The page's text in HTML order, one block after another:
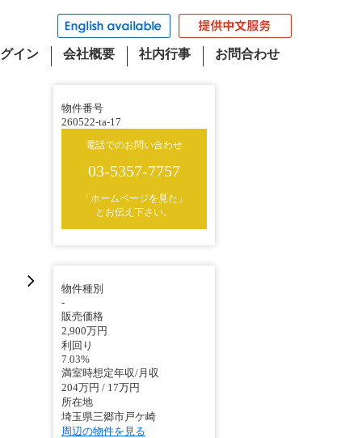
イン 会社概要 社内行事 お問合わせ
物件番号
260522-ta-17
電話でのお問い合わせ
03-5357-7757
「ホームページを見た」
とお伝え下さい。
物件種別
-
販売価格
2,900万円
利回り
7.03%
満室時想定年収/月収
204万円 / 17万円
所在地
埼玉県三郷市戸ケ崎
周辺の物件を見る